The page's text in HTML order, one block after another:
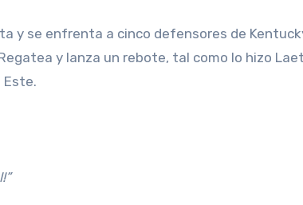
y se enfrenta a cinco defensores de
y lanza un rebote, tal como lo hizo
Este.